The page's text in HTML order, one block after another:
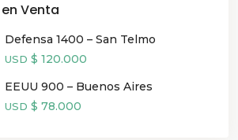
Venta
Defensa 1400 – San Telmo
USD $ 120.000
EEUU 900 – Buenos Aires
USD $ 78.000